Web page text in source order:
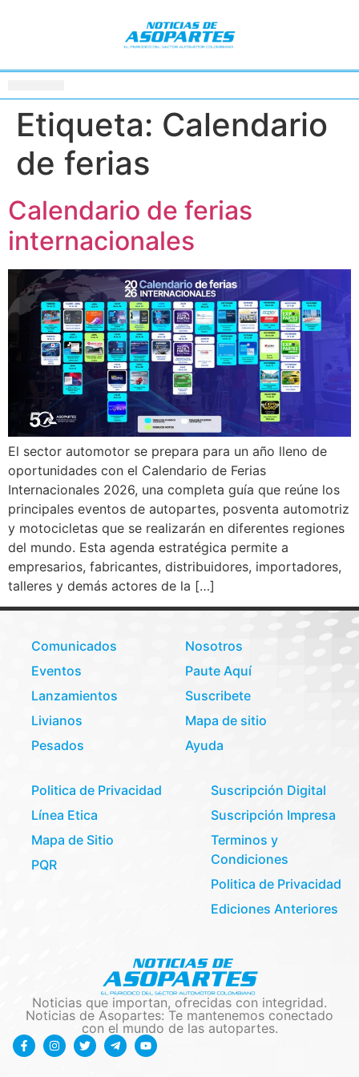
Etiqueta: Calendario
de ferias
Calendario de ferias
internacionales
El sector automotor se prepara para un año lleno de
oportunidades con el Calendario de Ferias
Internacionales 2026, una completa guía que reúne los
principales eventos de autopartes, posventa automotriz
y motocicletas que se realizarán en diferentes regiones
del mundo. Esta agenda estratégica permite a
empresarios, fabricantes, distribuidores, importadores,
talleres y demás actores de la […]
Comunicados
Eventos
Lanzamientos
Livianos
Pesados
Nosotros
Paute Aquí
Suscribete
Mapa de sitio
Ayuda
Politica de Privacidad
Línea Etica
Mapa de Sitio
PQR
Suscripción Digital
Suscripción Impresa
Terminos y
Condiciones
Politica de Privacidad
Ediciones Anteriores
Noticias que importan, ofrecidas con integridad.
Noticias de Asopartes: Te mantenemos conectado
con el mundo de las autopartes.